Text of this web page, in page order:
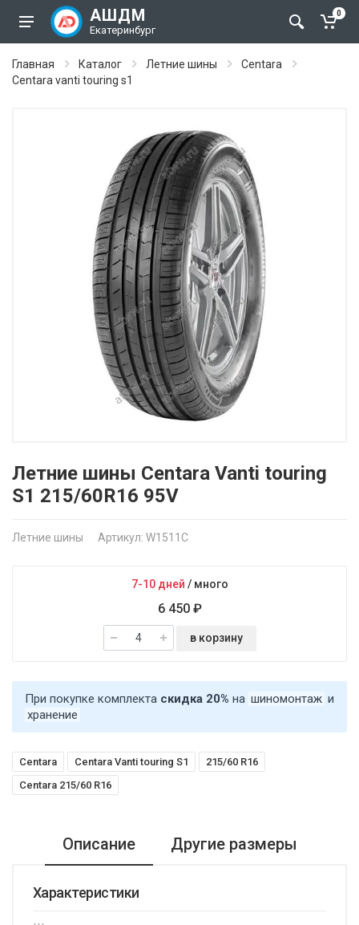
АШДМ
Екатеринбург
0
Главная Каталог Летние шины
Centara
Centara vanti touring s1
Летние шины Centara Vanti touring
S1 215/60R16 95V
Летние шины Артикул: W1511C
7-10 дней / много
6 450 ₽
в корзину
При покупке комплекта скидка 20% на шиномонтаж и
хранение
Centara Centara Vanti touring S1
215/60 R16
Centara 215/60 R16
Описание Другие размеры
Характеристики